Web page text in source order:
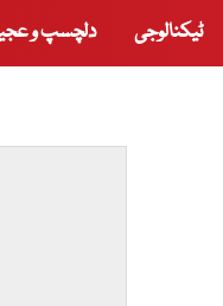
ٹیکنالوجی دلچسپ و